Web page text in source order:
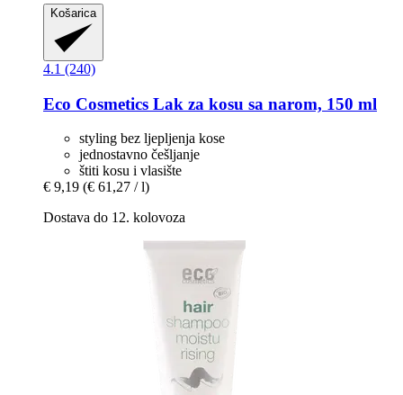
Košarica
4.1 (240)
Eco Cosmetics Lak za kosu sa narom, 150 ml
styling bez ljepljenja kose
jednostavno češljanje
štiti kosu i vlasište
€ 9,19 (€ 61,27 / l)
Dostava do 12. kolovoza